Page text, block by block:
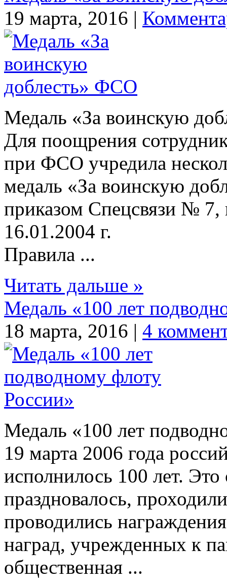
19 марта, 2016 |
Медаль «За воинскую
Для поощрения
при ФСО учредила
медаль «За воинскую
приказом Спецсвязи № 7,
16.01.2004 г.
Правила ...
Читать дальше »
Медаль «100 лет
18 марта, 2016 | 4
Медаль «100 лет
19 марта 2006 года
исполнилось 100 лет.
праздновалось,
проводились
наград, учрежденных к
общественная ...